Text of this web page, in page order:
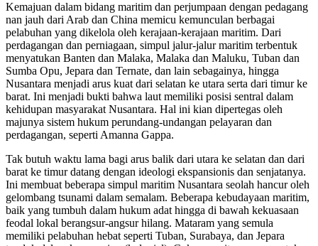
Kemajuan dalam bidang maritim dan perjumpaan dengan pedagang
nan jauh dari Arab dan China memicu kemunculan berbagai
pelabuhan yang dikelola oleh kerajaan-kerajaan maritim. Dari
perdagangan dan perniagaan, simpul jalur-jalur maritim terbentuk
menyatukan Banten dan Malaka, Malaka dan Maluku, Tuban dan
Sumba Opu, Jepara dan Ternate, dan lain sebagainya, hingga
Nusantara menjadi arus kuat dari selatan ke utara serta dari timur ke
barat. Ini menjadi bukti bahwa laut memiliki posisi sentral dalam
kehidupan masyarakat Nusantara. Hal ini kian dipertegas oleh
majunya sistem hukum perundang-undangan pelayaran dan
perdagangan, seperti Amanna Gappa.
Tak butuh waktu lama bagi arus balik dari utara ke selatan dan dari
barat ke timur datang dengan ideologi ekspansionis dan senjatanya.
Ini membuat beberapa simpul maritim Nusantara seolah hancur oleh
gelombang tsunami dalam semalam. Beberapa kebudayaan maritim,
baik yang tumbuh dalam hukum adat hingga di bawah kekuasaan
feodal lokal berangsur-angsur hilang. Mataram yang semula
memiliki pelabuhan hebat seperti Tuban, Surabaya, dan Jepara